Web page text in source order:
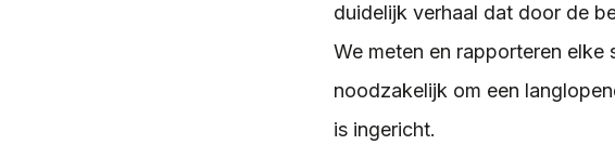
duidelijk verhaal dat door de
We meten en rapporteren
noodzakelijk om een
is ingericht.